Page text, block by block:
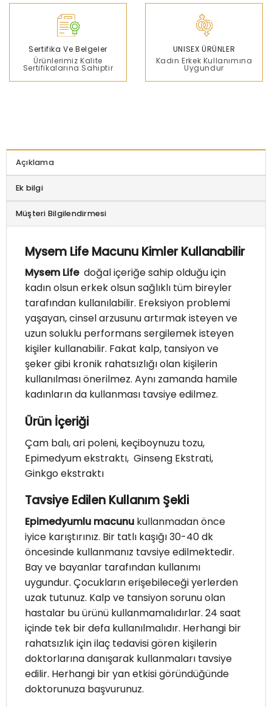
Sertifika Ve Belgeler
Ürünlerimiz Kalite
Sertifikalarına Sahiptir
UNISEX ÜRÜNLER
Kadın Erkek Kullanımına
Uygundur
Açıklama
Ek bilgi
Müşteri Bilgilendirmesi
Mysem Life Macunu Kimler Kullanabilir
Mysem Life doğal içeriğe sahip olduğu için
kadın olsun erkek olsun sağlıklı tüm bireyler
tarafından kullanılabilir. Ereksiyon problemi
yaşayan, cinsel arzusunu artırmak isteyen ve
uzun soluklu performans sergilemek isteyen
kişiler kullanabilir. Fakat kalp, tansiyon ve
şeker gibi kronik rahatsızlığı olan kişilerin
kullanılması önerilmez. Aynı zamanda hamile
kadınların da kullanması tavsiye edilmez.
Ürün İçeriği
Çam balı, ari poleni, keçiboynuzu tozu,
Epimedyum ekstraktı, Ginseng Ekstrati,
Ginkgo ekstraktı
Tavsiye Edilen Kullanım Şekli
Epimedyumlu macunukullanmadan önce
iyice karıştırınız. Bir tatlı kaşığı 30-40 dk
öncesinde kullanmanız tavsiye edilmektedir.
Bay ve bayanlar tarafından kullanımı
uygundur. Çocukların erişebileceği yerlerden
uzak tutunuz. Kalp ve tansiyon sorunu olan
hastalar bu ürünü kullanmamalıdırlar. 24 saat
içinde tek bir defa kullanılmalıdır. Herhangi bir
rahatsızlık için ilaç tedavisi gören kişilerin
doktorlarına danışarak kullanmaları tavsiye
edilir. Herhangi bir yan etkisi göründüğünde
doktorunuza başvurunuz.